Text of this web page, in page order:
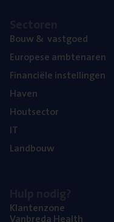
Bouw& vastgoed
Euro­pe­se ambtenaren
Finan­ci­ë­le instellingen
Haven
Hout­sec­tor
IT
Land­bouw
Klan­ten­zo­ne
Van­b­re­da Health